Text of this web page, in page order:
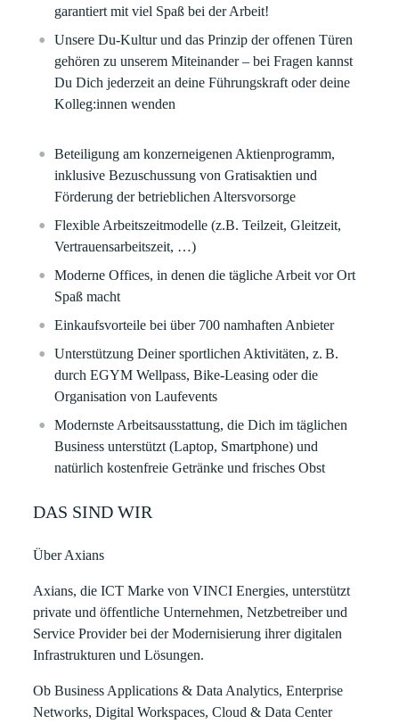
garantiert mit viel Spaß bei der Arbeit!
Unsere Du-Kultur und das Prinzip der offenen Türen
gehören zu unserem Miteinander – bei Fragen kannst
Du Dich jederzeit an deine Führungskraft oder deine
Kolleg:innen wenden
Beteiligung am konzerneigenen Aktienprogramm,
inklusive Bezuschussung von Gratisaktien und
Förderung der betrieblichen Altersvorsorge
Flexible Arbeitszeitmodelle (z.B. Teilzeit, Gleitzeit,
Vertrauensarbeitszeit, …)
Moderne Offices, in denen die tägliche Arbeit vor Ort
Spaß macht
Einkaufsvorteile bei über 700 namhaften Anbieter
Unterstützung Deiner sportlichen Aktivitäten, z. B.
durch EGYM Wellpass, Bike-Leasing oder die
Organisation von Laufevents
Modernste Arbeitsausstattung, die Dich im täglichen
Business unterstützt (Laptop, Smartphone) und
natürlich kostenfreie Getränke und frisches Obst
DAS SIND WIR
Über Axians
Axians, die ICT Marke von VINCI Energies, unterstützt
private und öffentliche Unternehmen, Netzbetreiber und
Service Provider bei der Modernisierung ihrer digitalen
Infrastrukturen und Lösungen.
Ob Business Applications & Data Analytics, Enterprise
Networks, Digital Workspaces, Cloud & Data Center